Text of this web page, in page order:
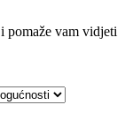
pomaže vam vidjeti